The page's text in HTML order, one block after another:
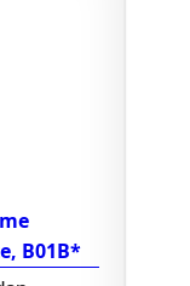
B01B*